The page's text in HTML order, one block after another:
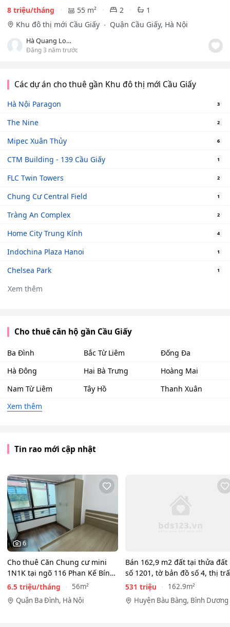
8 triệu/tháng
55 m² 2
1
Khu đô thị mới Cầu Giấy
Quận Cầu Giấy, Hà Nội
Hà Quang Long
Đăng 3 năm trước
Các dự án cho thuê gần Khu đô thị mới Cầu Giấy
Hà Nội Paragon 3
The Nine 2
Mipec Xuân Thủy 6
CTM Building - 139 Cầu Giấy 1
FLC Twin Towers 2
Chung Cư Central Field 1
Tràng An Complex 2
Home City Trung Kính 4
Indochina Plaza Hanoi 1
Chelsea Park 1
Xem thêm
Cho thuê căn hộ gần Cầu Giấy
Ba Đình Bắc Từ Liêm
Đống Đa
Hà Đông
Hai Bà Trưng
Hoàng Mai
Nam Từ Liêm
Tây Hồ
Thanh Xuân
Xem thêm
Tin rao mới cập nhật
6
Cho thuê Căn Chung cư mini
1N1K tại ngõ 116 Phan Kế Bính,
Cống Vị, Ba Đình. Chỉ…
6.5 triệu/tháng
56m²
Quận Ba Đình, Hà Nội
Bán 162,9 m2 đất tại thửa đất
số 1201, tờ bản đồ số 4, thị
Lai…
531 triệu
162.9m²
Huyện Bàu Bàng, Bình Dương